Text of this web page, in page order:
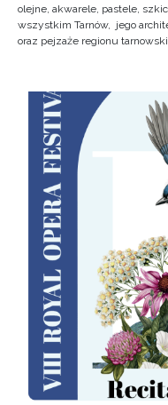
olejne, akwarele, pastele,
wszystkim Tarnów, jego
oraz pejzaże regionu